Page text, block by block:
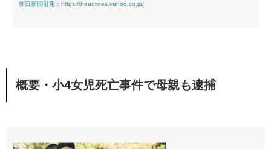
朝日新聞引用：https://headlines.yahoo.co.jp/
概要・小4女児死亡事件で母親も逮捕